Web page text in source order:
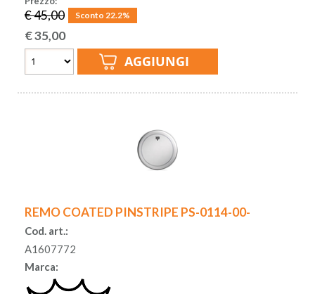
€ 45,00 Sconto 22.2%
€35,00
REMO COATED PINSTRIPE PS-0114-00-
Cod. art.:
A1607772
Marca: